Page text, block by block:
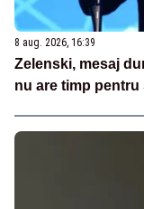
8 aug. 2026, 16:39
Zelenski, mesaj
nu are timp pentru